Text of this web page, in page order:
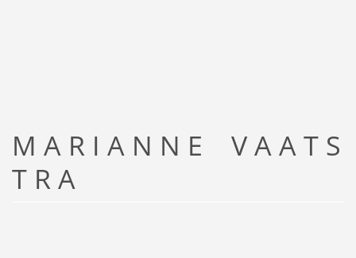
M A R I A N N E V A A T S
T R A